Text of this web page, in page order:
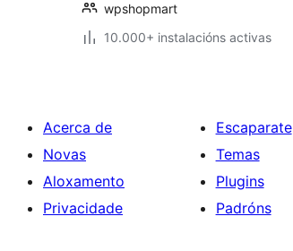
wpshopmart
10.000+ instalacións activas
Acerca de
Novas
Aloxamento
Privacidade
Escaparate
Temas
Plugins
Padróns